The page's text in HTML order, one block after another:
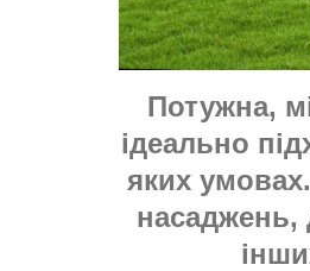
Потужна,
ідеально
яких
насаджень,